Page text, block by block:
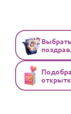
Стихи и
ПРАЗДНИКИ
С Днем
ОТЗЫВЫ